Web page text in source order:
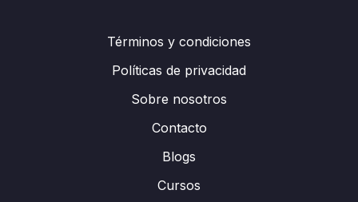
Términos y condiciones
Políticas de privacidad
Sobre nosotros
Contacto
Blogs
Cursos